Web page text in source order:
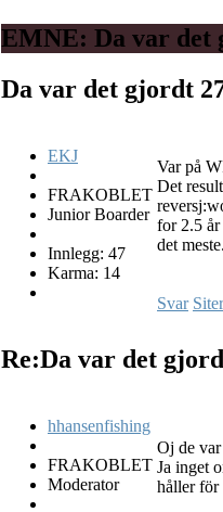
EMNE: Da var det
Da var det gjordt
EKJ
FRAKOBLET
Junior Boarder
Innlegg: 47
Karma: 14
Var på
Det
for 2.5 år
det
Svar Siter
Re:Da var det
hhansenfishing
FRAKOBLET
Moderator
Oj de
Ja inget
håller för